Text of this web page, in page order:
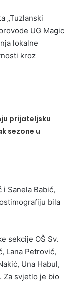
„Tuzlanski
UG Magic
lokalne
kroz
prijateljsku
sezone u
i Sanela Babić,
bila
sekcije OŠ Sv.
Lana Petrović,
Una Habul,
Za svjetlo je bio